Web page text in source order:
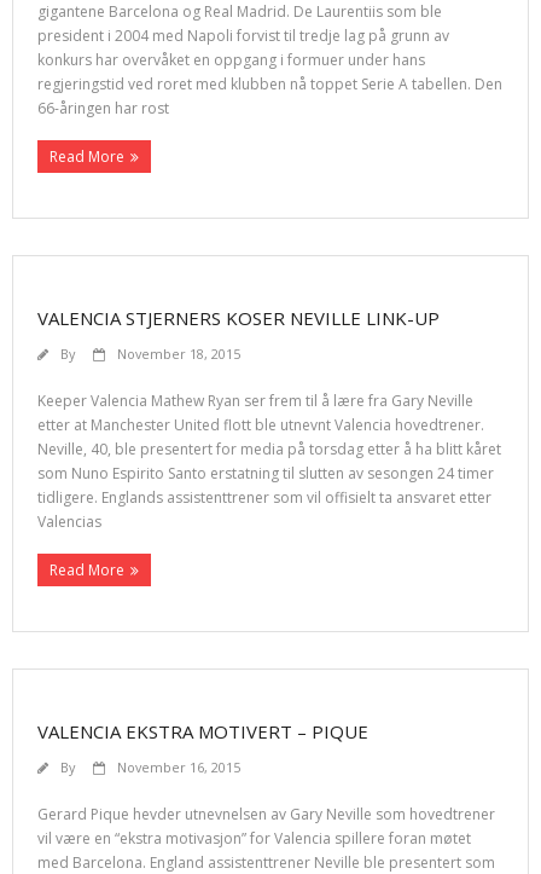
gigantene Barcelona og Real Madrid. De Laurentiis som ble
president i 2004 med Napoli forvist til tredje lag på grunn av
konkurs har overvåket en oppgang i formuer under hans
regjeringstid ved roret med klubben nå toppet Serie A tabellen. Den
66-åringen har rost
Read More
VALENCIA STJERNERS KOSER NEVILLE LINK-UP
By November 18, 2015
Keeper Valencia Mathew Ryan ser frem til å lære fra Gary Neville
etter at Manchester United flott ble utnevnt Valencia hovedtrener.
Neville, 40, ble presentert for media på torsdag etter å ha blitt kåret
som Nuno Espirito Santo erstatning til slutten av sesongen 24 timer
tidligere. Englands assistenttrener som vil offisielt ta ansvaret etter
Valencias
Read More
VALENCIA EKSTRA MOTIVERT – PIQUE
By November 16, 2015
Gerard Pique hevder utnevnelsen av Gary Neville som hovedtrener
vil være en “ekstra motivasjon” for Valencia spillere foran møtet
med Barcelona. England assistenttrener Neville ble presentert som